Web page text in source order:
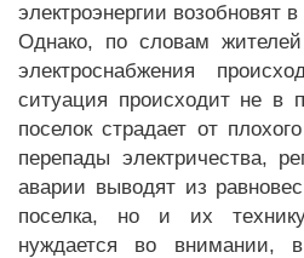
электроэнергии возобновят
Однако, по словам
электроснабжения
ситуация происходит не в
поселок страдает от
перепады электричества,
аварии выводят из
поселка, но и их
нуждается во внимании,